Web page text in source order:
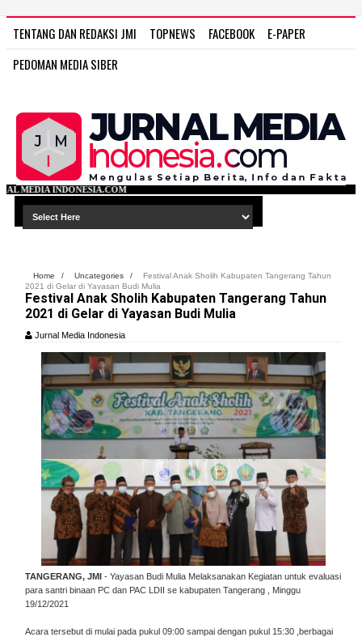
TENTANG DAN REDAKSI JMI TOPNEWS FACEBOOK
E-PAPER
PEDOMAN MEDIA SIBER
Home / Uncategories /
Festival Anak Sholih Kabupaten Tangerang Tahun
2021 di Gelar di Yayasan Budi Mulia
Festival Anak Sholih Kabupaten Tangerang Tahun
2021 di Gelar di Yayasan Budi Mulia
Jurnal Media Indonesia
TANGERANG, JMI - Yayasan Budi Mulia Melaksanakan Kegiatan untuk evaluasi
para santri binaan PC dan PAC LDII se kabupaten Tangerang , Minggu
19/12/2021
Acara tersebut di mulai pada pukul 09:00 sampai dengan pukul 15:30 ,berbagai